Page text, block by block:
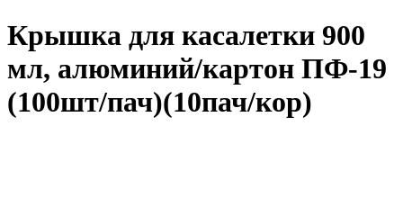
Крышка для касалетки 900
мл, алюминий/картон ПФ-19
(100шт/пач)(10пач/кор)